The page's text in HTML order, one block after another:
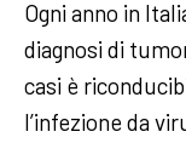
Ogni anno in
diagnosi di
casi è
l’infezione da